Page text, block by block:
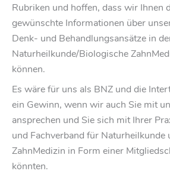
Rubriken und hoffen, dass wir Ihnen
gewünschte Informationen über
Denk- und Behandlungsansätze in
Naturheilkunde/Biologische
können.
Es wäre für uns als BNZ und die
ein Gewinn, wenn wir auch Sie mit
ansprechen und Sie sich mit Ihrer
und Fachverband für Naturheilkunde
ZahnMedizin in Form einer
könnten.